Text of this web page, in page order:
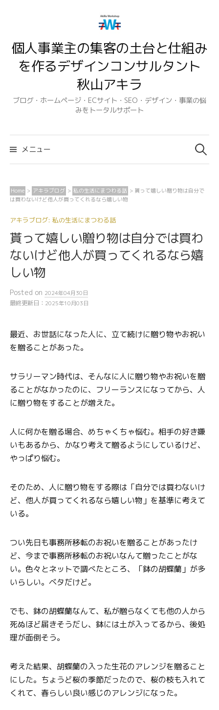
ン
キ
個人事業主の集客の土台と仕組み
を作るデザインコンサルタント
秋山アキラ
ブログ・ホームページ・ECサイト・SEO・デザイン・事業の悩
みをトータルサポート
メニュー
検
索:
Home > アキラブログ > 私の生活にまつわる話 > 貰って嬉しい贈り物は自分で
は買わないけど他人が買ってくれるなら嬉しい物
アキラブログ: 私の生活にまつわる話
貰って嬉しい贈り物は自分では買わ
ないけど他人が買ってくれるなら嬉
しい物
Posted on 2024年04月30日
最終更新日： 2025年10月03日
最近、お世話になった人に、立て続けに贈り物やお祝い
を贈ることがあった。
サラリーマン時代は、そんなに人に贈り物やお祝いを贈
ることがなかったのに、フリーランスになってから、人
に贈り物をすることが増えた。
人に何かを贈る場合、めちゃくちゃ悩む。相手の好き嫌
いもあるから、かなり考えて贈るようにしているけど、
やっぱり悩む。
そのため、人に贈り物をする際は「自分では買わないけ
ど、他人が買ってくれるなら嬉しい物」を基準に考えて
いる。
つい先日も事務所移転のお祝いを贈ることがあったけ
ど、今まで事務所移転のお祝いなんて贈ったことがな
い。色々とネットで調べたところ、「鉢の胡蝶蘭」が多
いらしい。ベタだけど。
でも、鉢の胡蝶蘭なんて、私が贈らなくても他の人から
死ぬほど届きそうだし、鉢には土が入ってるから、後処
理が面倒そう。
考えた結果、胡蝶蘭の入った生花のアレンジを贈ること
にした。ちょうど桜の季節だったので、桜の枝も入れて
くれて、春らしい良い感じのアレンジになった。